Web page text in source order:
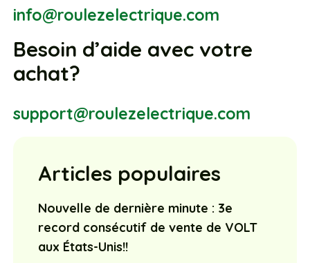
info@roulezelectrique.com
Besoin d’aide avec votre
achat?
support@roulezelectrique.com
Articles populaires
Nouvelle de dernière minute : 3e
record consécutif de vente de VOLT
aux États-Unis!!